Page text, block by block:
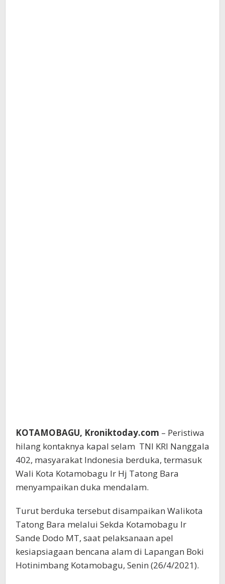
KOTAMOBAGU, Kroniktoday.com – Peristiwa
hilang kontaknya kapal selam TNI KRI Nanggala
402, masyarakat Indonesia berduka, termasuk
Wali Kota Kotamobagu Ir Hj Tatong Bara
menyampaikan duka mendalam.
Turut berduka tersebut disampaikan Walikota
Tatong Bara melalui Sekda Kotamobagu Ir
Sande Dodo MT, saat pelaksanaan apel
kesiapsiagaan bencana alam di Lapangan Boki
Hotinimbang Kotamobagu, Senin (26/4/2021).